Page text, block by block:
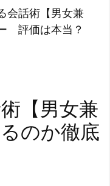
会話術【男女兼
評価は本当？
【男女兼
のか徹底